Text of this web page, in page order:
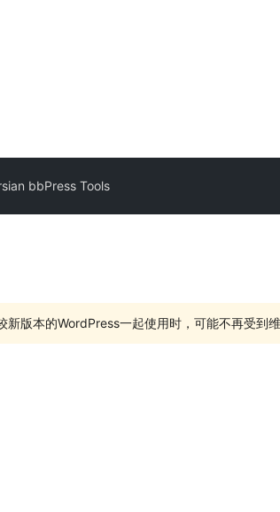
bbPress Tools
新版本的WordPress一起使用时，可能不再受到